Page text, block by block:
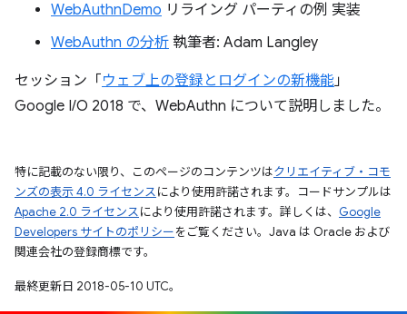
WebAuthnDemo リライング パーティの例 実装
WebAuthn の分析 執筆者: Adam Langley
セッション「 ウェブ上の登録とログインの新機能」
Google I/O 2018 で、WebAuthn について説明しました。
特に記載のない限り、このページのコンテンツはクリエイティブ・コモ
ンズの表示 4.0 ライセンスにより使用許諾されます。コードサンプルは
Apache 2.0 ライセンスにより使用許諾されます。詳しくは、 Google
Developers サイトのポリシーをご覧ください。Java は Oracle および
関連会社の登録商標です。
最終更新日 2018-05-10 UTC。